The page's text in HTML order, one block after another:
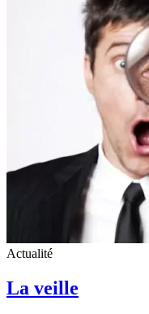
Actualité
La veille